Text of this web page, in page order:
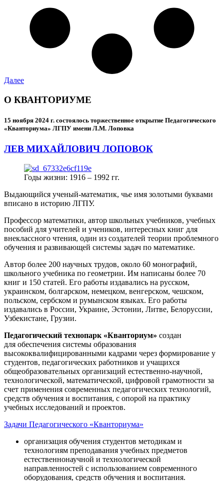
Далее
О КВАНТОРИУМЕ
15 ноября 2024 г. состоялось торжественное открытие Педагогического
«Кванториума» ЛГПУ имени Л.М. Лоповка
ЛЕВ МИХАЙЛОВИЧ ЛОПОВОК
Годы жизни: 1916 – 1992 гг.
Выдающийся ученый-математик, чье имя золотыми буквами
вписано в историю ЛГПУ.
Профессор математики, автор школьных учебников, учебных
пособий для учителей и учеников, интересных книг для
внеклассного чтения, один из создателей теории проблемного
обучения и развивающей системы задач по математике.
Автор более 200 научных трудов, около 60 монографий,
школьного учебника по геометрии. Им написаны более 70
книг и 150 статей. Его работы издавались на русском,
украинском, болгарском, немецком, венгерском, чешском,
польском, сербском и румынском языках. Его работы
издавались в России, Украине, Эстонии, Литве, Белоруссии,
Узбекистане, Грузии.
Педагогический технопарк «Кванториум» создан
для обеспечения системы образования
высококвалифицированными кадрами через формирование у
студентов, педагогических работников и учащихся
общеобразовательных организаций естественно-научной,
технологической, математической, цифровой грамотности за
счет применения современных педагогических технологий,
средств обучения и воспитания, с опорой на практику
учебных исследований и проектов.
Задачи Педагогического «Кванториума»
организация обучения студентов методикам и
технологиям преподавания учебных предметов
естественнонаучной и технологической
направленностей с использованием современного
оборудования, средств обучения и воспитания.